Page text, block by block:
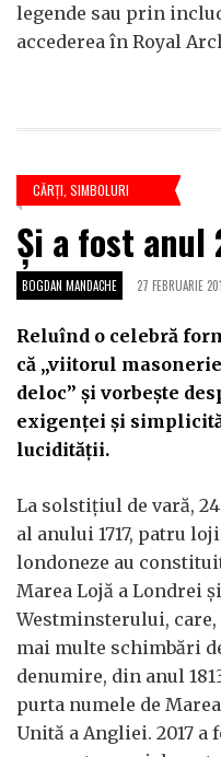
legende sau prin
accederea în Royal
CĂRŢI SIMBOLURI
Și a fost anul
BOGDAN MANDACHE 27 FEBRUARIE
Reluînd o celebră
că „viitorul
deloc” și vorbește
exigenței și
lucidității.
La solstițiul de vară,
al anului 1717, patru loji
londoneze au
Marea Lojă a Londrei și
Westminsterului, care,
mai multe schimbări
denumire, din anul
purta numele de
Unită a Angliei. 2017 a